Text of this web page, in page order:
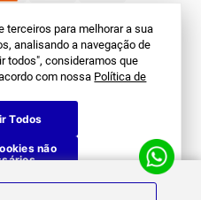
terceiros para melhorar a sua
analisando a navegação de
todos", consideramos que
com nossa Política de
Todos
não